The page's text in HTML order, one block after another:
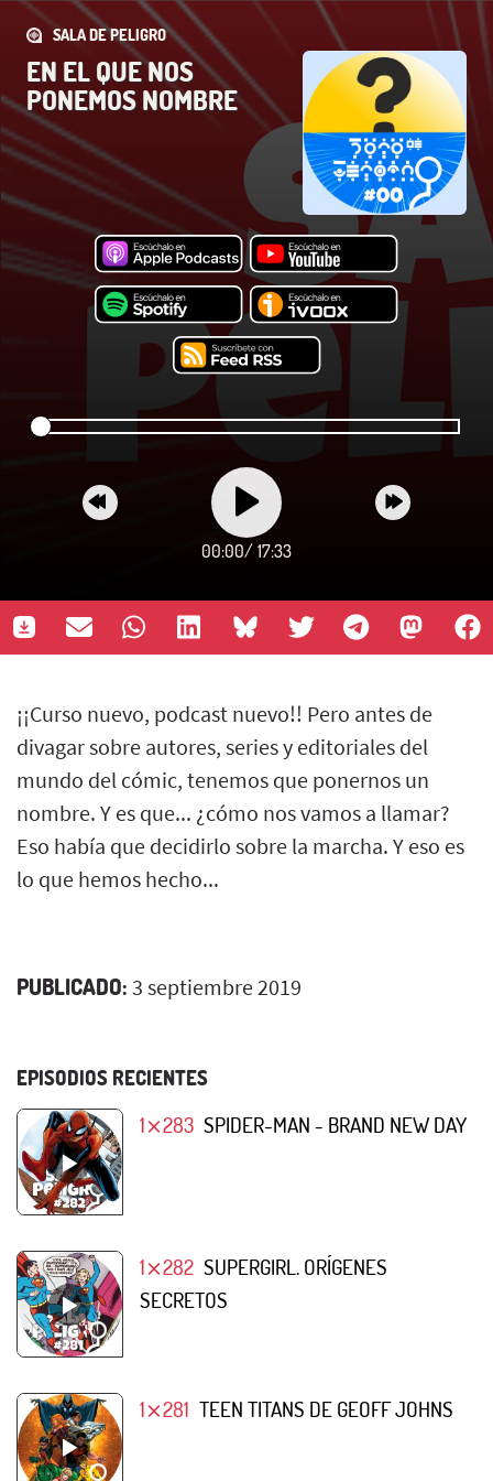
SALA DE PELIGRO
EN EL QUE NOS
PONEMOS NOMBRE
00:00/ 17:33
¡¡Curso nuevo, podcast nuevo!! Pero antes de
divagar sobre autores, series y editoriales del
mundo del cómic, tenemos que ponernos un
nombre. Y es que... ¿cómo nos vamos a llamar?
Eso había que decidirlo sobre la marcha. Y eso es
lo que hemos hecho...
PUBLICADO: 3 septiembre 2019
EPISODIOS RECIENTES
1⨯283 SPIDER-MAN - BRAND NEW DAY
1⨯282 SUPERGIRL. ORÍGENES
SECRETOS
1⨯281 TEEN TITANS DE GEOFF JOHNS